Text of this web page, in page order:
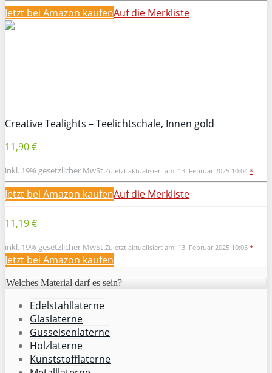
Jetzt bei Amazon kaufenAuf die Merkliste
Creative Tealights – Teelichtschale, Innen gold
11,90 €
inkl. 19% gesetzlicher MwSt.Zuletzt aktualisiert am: 13. Februar 2025 10:04 *
Jetzt bei Amazon kaufenAuf die Merkliste
11,19 €
inkl. 19% gesetzlicher MwSt.Zuletzt aktualisiert am: 13. Februar 2025 10:05 *
Jetzt bei Amazon kaufen
Welches Material darf es sein?
Edelstahllaterne
Glaslaterne
Gusseisenlaterne
Holzlaterne
Kunststofflaterne